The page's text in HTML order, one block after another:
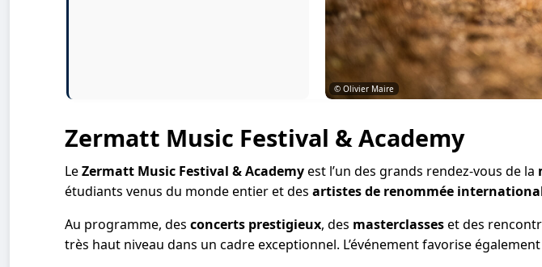
© Olivier Maire
Zermatt Music Festival & Academy
LeZermatt Music Festival & Academyest l’un des grands rendez-vous de la
étudiants venus du monde entier et des artistes de renommée
Au programme, des concerts prestigieux, des masterclasseset des
très haut niveau dans un cadre exceptionnel. L’événement favorise